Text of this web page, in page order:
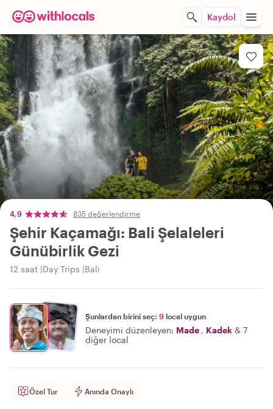
Kaydol
4,9 835 değerlendirme
Şehir Kaçamağı: Bali Şelaleleri
Günübirlik Gezi
12 saat Day Trips Bali
Şunlardan birini seç: 9 local uygun
Deneyimi düzenleyen: Made , Kadek & 7
diğer local
Özel Tur Anında Onaylı